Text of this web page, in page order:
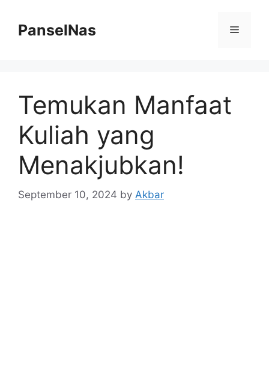
contentPanselNas Menu
Temukan Manfaat
Kuliah yang
Menakjubkan!
September 10, 2024 by Akbar